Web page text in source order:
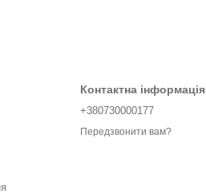
Контактна інформація
+380730000177
Передзвонити вам?